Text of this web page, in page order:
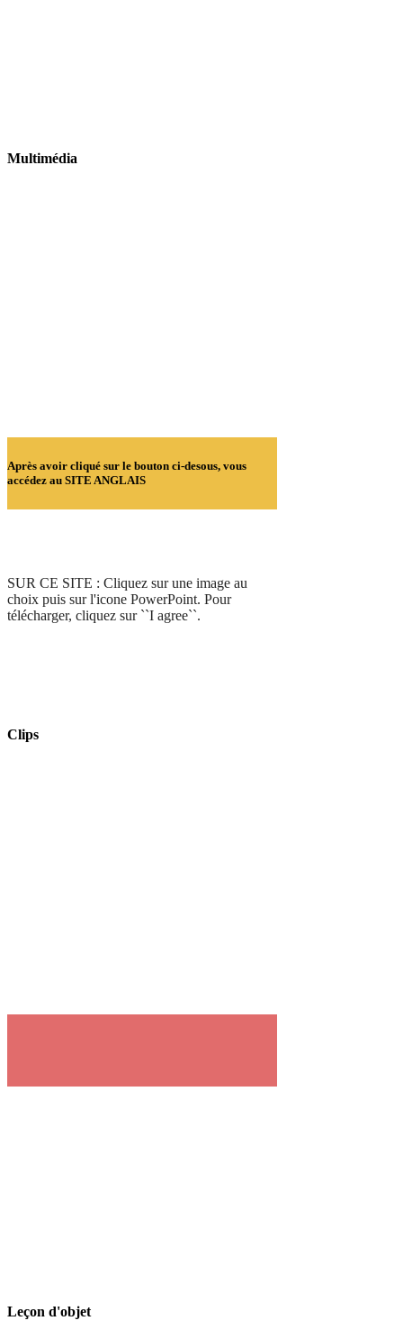
Multimédia
Après avoir cliqué sur le bouton ci-desous, vous
accédez au SITE ANGLAIS
SUR CE SITE : Cliquez sur une image au
choix puis sur l'icone PowerPoint. Pour
télécharger, cliquez sur ``I agree``.
Clips
Leçon d'objet